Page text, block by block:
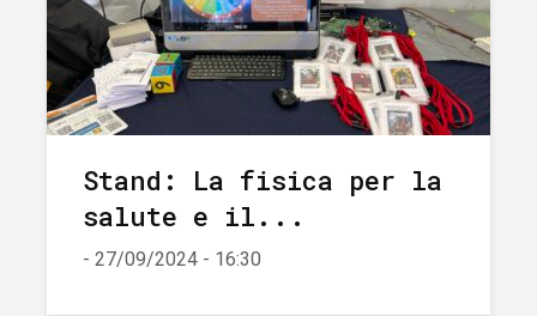
Stand: La fisica per la
salute e il...
- 27/09/2024 - 16:30